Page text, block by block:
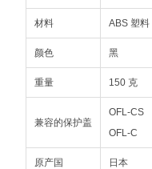
材料 ABS 塑料
颜色 黑
重量 150 克
兼容的保护盖
OFL-CS
OFL-C
原产国 日本